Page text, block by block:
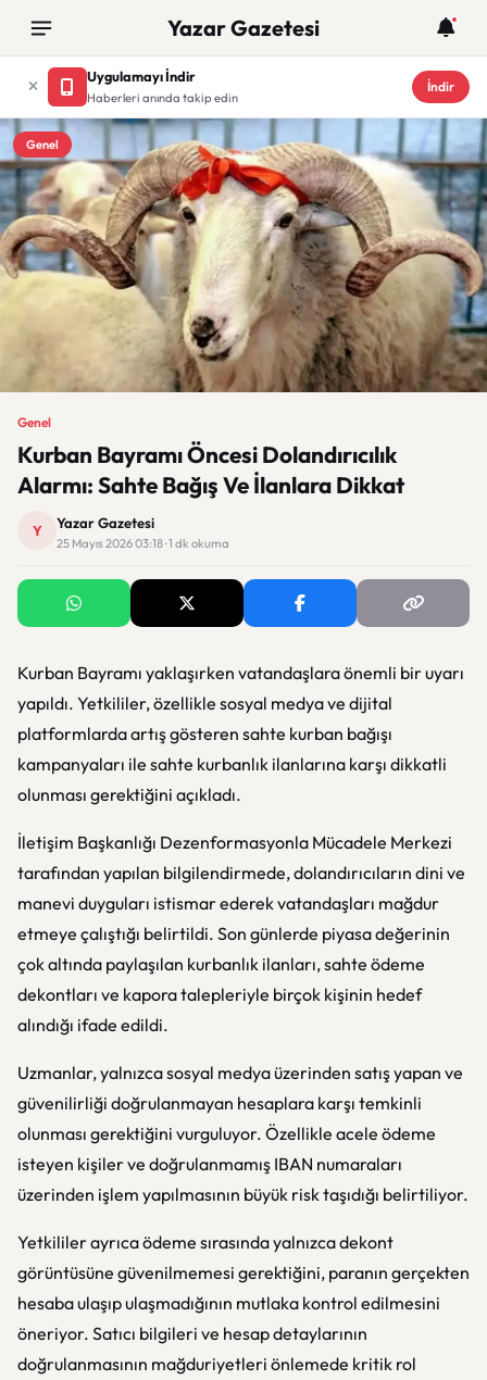
Yazar Gazetesi
Uygulamayı İndir
Haberleri anında takip edin
İndir
Genel
Genel
Kurban Bayramı Öncesi Dolandırıcılık
Alarmı: Sahte Bağış Ve İlanlara Dikkat
Y Yazar Gazetesi
25 Mayıs 2026 03:18 · 1 dk okuma
Kurban Bayramı yaklaşırken vatandaşlara önemli bir uyarı
yapıldı. Yetkililer, özellikle sosyal medya ve dijital
platformlarda artış gösteren sahte kurban bağışı
kampanyaları ile sahte kurbanlık ilanlarına karşı dikkatli
olunması gerektiğini açıkladı.
İletişim Başkanlığı Dezenformasyonla Mücadele Merkezi
tarafından yapılan bilgilendirmede, dolandırıcıların dini ve
manevi duyguları istismar ederek vatandaşları mağdur
etmeye çalıştığı belirtildi. Son günlerde piyasa değerinin
çok altında paylaşılan kurbanlık ilanları, sahte ödeme
dekontları ve kapora talepleriyle birçok kişinin hedef
alındığı ifade edildi.
Uzmanlar, yalnızca sosyal medya üzerinden satış yapan ve
güvenilirliği doğrulanmayan hesaplara karşı temkinli
olunması gerektiğini vurguluyor. Özellikle acele ödeme
isteyen kişiler ve doğrulanmamış IBAN numaraları
üzerinden işlem yapılmasının büyük risk taşıdığı belirtiliyor.
Yetkililer ayrıca ödeme sırasında yalnızca dekont
görüntüsüne güvenilmemesi gerektiğini, paranın gerçekten
hesaba ulaşıp ulaşmadığının mutlaka kontrol edilmesini
öneriyor. Satıcı bilgileri ve hesap detaylarının
doğrulanmasının mağduriyetleri önlemede kritik rol